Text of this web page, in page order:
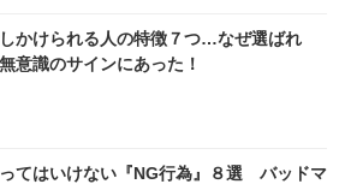
かけられる人の特徴７つ…なぜ選ばれ
意識のサインにあった！
てはいけない『NG行為』８選 バッドマ